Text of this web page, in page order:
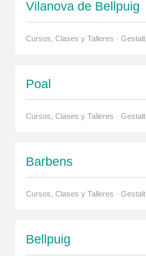
Vilanova de Bellpuig
Cursos, Clases y Talleres · Gestalt
Poal
Cursos, Clases y Talleres · Gestalt
Barbens
Cursos, Clases y Talleres · Gestalt
Bellpuig